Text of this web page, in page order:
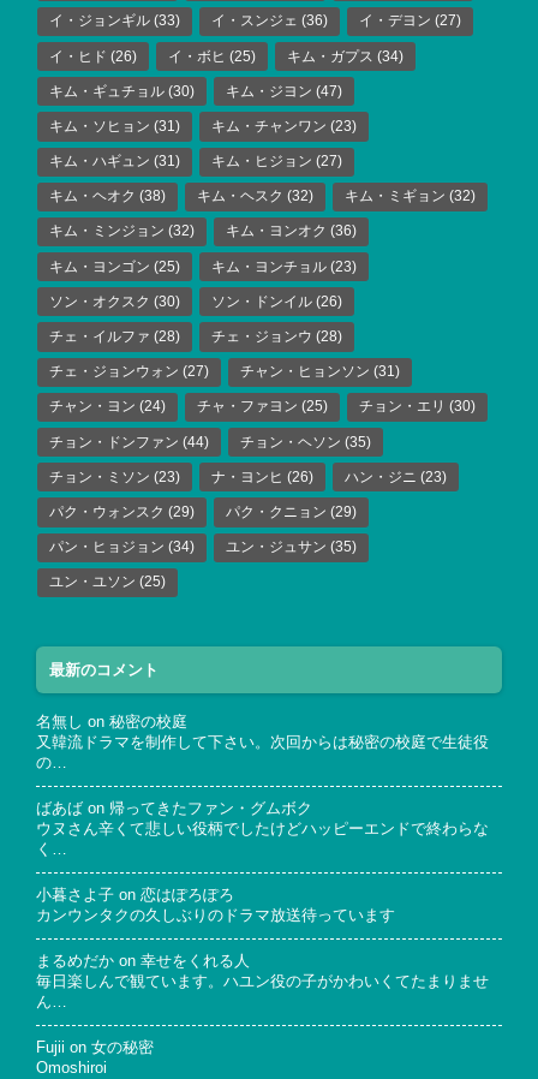
イ・ジョンギル (33) イ・スンジェ (36) イ・デヨン (27)
イ・ヒド (26) イ・ボヒ (25) キム・ガプス (34)
キム・ギュチョル (30) キム・ジヨン (47)
キム・ソヒョン (31) キム・チャンワン (23)
キム・ハギュン (31) キム・ヒジョン (27)
キム・ヘオク (38) キム・ヘスク (32) キム・ミギョン (32)
キム・ミンジョン (32) キム・ヨンオク (36)
キム・ヨンゴン (25) キム・ヨンチョル (23)
ソン・オクスク (30) ソン・ドンイル (26)
チェ・イルファ (28) チェ・ジョンウ (28)
チェ・ジョンウォン (27) チャン・ヒョンソン (31)
チャン・ヨン (24) チャ・ファヨン (25) チョン・エリ (30)
チョン・ドンファン (44) チョン・ヘソン (35)
チョン・ミソン (23) ナ・ヨンヒ (26) ハン・ジニ (23)
パク・ウォンスク (29) パク・クニョン (29)
パン・ヒョジョン (34) ユン・ジュサン (35)
ユン・ユソン (25)
最新のコメント
名無し on 秘密の校庭
又韓流ドラマを制作して下さい。次回からは秘密の校庭で生徒役
の…
ばあば on 帰ってきたファン・グムボク
ウヌさん辛くて悲しい役柄でしたけどハッピーエンドで終わらな
く…
小暮さよ子 on 恋はぽろぽろ
カンウンタクの久しぶりのドラマ放送待っています
まるめだか on 幸せをくれる人
毎日楽しんで観ています。ハユン役の子がかわいくてたまりませ
ん…
Fujii on 女の秘密
Omoshiroi